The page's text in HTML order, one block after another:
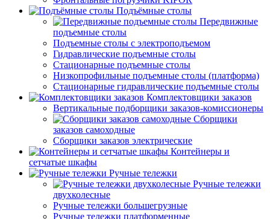
Подъёмные столы
Передвижные
подъемные столы
Подъемные столы с электроподъемом
Гидравлические подъемные столы
Стационарные подъемные столы
Низкопрофильные подъемные столы (платформа)
Стационарные гидравлические подъемные столы
Комплектовщики заказов
Вертикальные подборщики заказов-комиссионеры
Сборщики
заказов самоходные
Сборщики заказов электрические
Контейнеры и
сетчатые шкафы
Ручные тележки
Ручные тележки
двухколесные
Ручные тележки большегрузные
Ручные тележки платформенные